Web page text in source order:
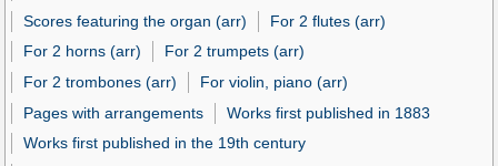
Scores featuring the organ (arr)
For 2 flutes (arr)
For 2 horns (arr)
For 2 trumpets (arr)
For 2 trombones (arr)
For violin, piano (arr)
Pages with arrangements
Works first published in 1883
Works first published in the 19th century